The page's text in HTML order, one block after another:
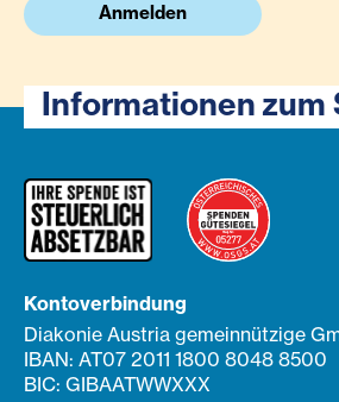
Anmelden
Informationen zum
Kontoverbindung
Diakonie Austria gemeinnützige
IBAN: AT07 2011 1800 8048 8500
BIC: GIBAATWWXXX